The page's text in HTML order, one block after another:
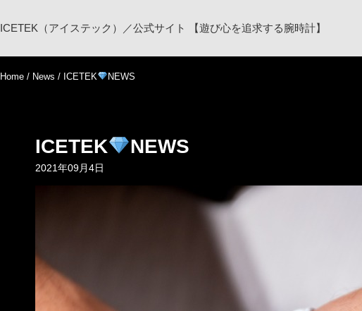
ICETEK（アイステック）／公式サイト 【遊び心を追求する腕時計】
Home / News / ICETEK NEWS
ICETEK NEWS
2021年09月4日